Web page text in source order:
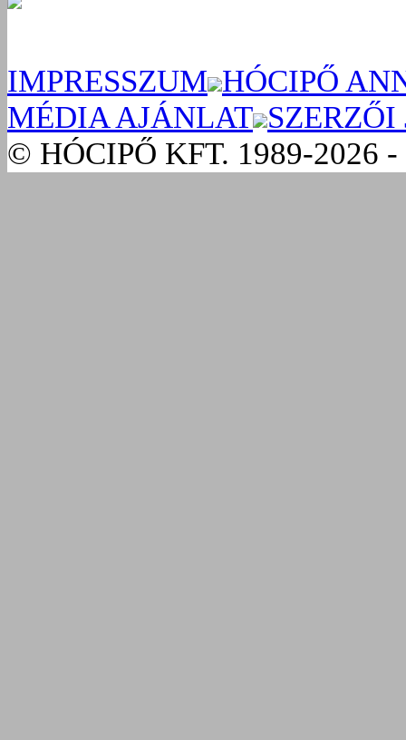
IMPRESSZUM HÓCIPŐ
MÉDIA AJÁNLAT SZERZŐI
© HÓCIPŐ KFT. 1989-2026